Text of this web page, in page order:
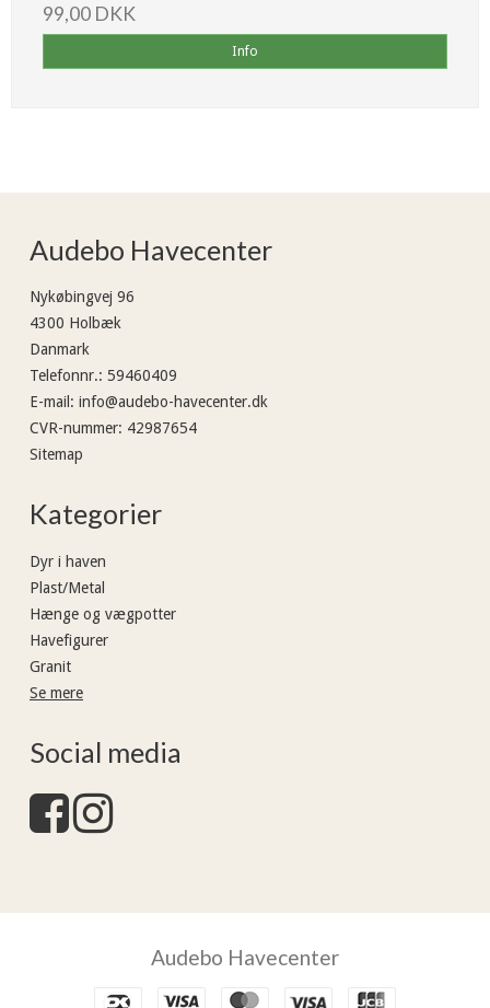
99,00 DKK
Info
Audebo Havecenter
Nykøbingvej 96
4300 Holbæk
Danmark
Telefonnr.: 59460409
E-mail : info@audebo-havecenter.dk
CVR-nummer: 42987654
Sitemap
Kategorier
Dyr i haven
Plast/Metal
Hænge og vægpotter
Havefigurer
Granit
Se mere
Social media
Audebo Havecenter